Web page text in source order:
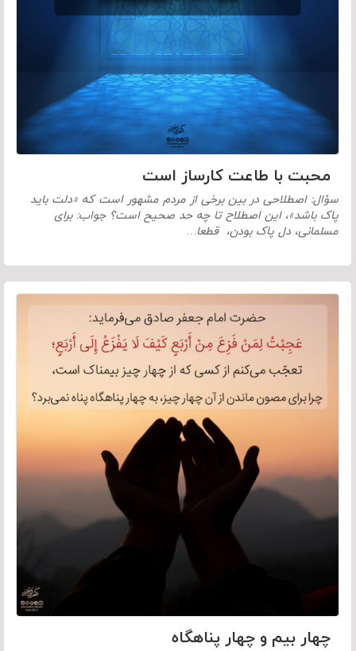
محبت با طاعت کارساز است
سؤال: اصطلاحی در بین برخی از مردم مشهور است که «دلت باید
پاک باشد»، این اصطلاح تا چه حد صحیح است؟ جواب: برای
مسلمانی، دل پاک بودن، قطعا…
چهار بیم و چهار پناهگاه